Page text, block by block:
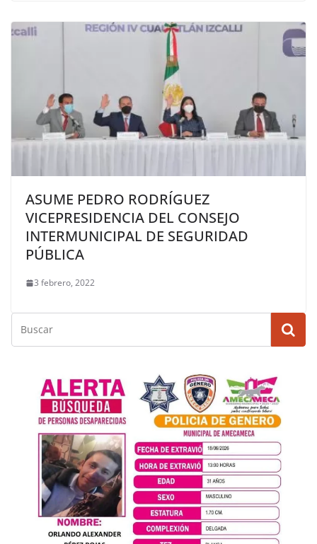
ASUME PEDRO RODRÍGUEZ
VICEPRESIDENCIA DEL CONSEJO
INTERMUNICIPAL DE SEGURIDAD
PÚBLICA
3 febrero, 2022